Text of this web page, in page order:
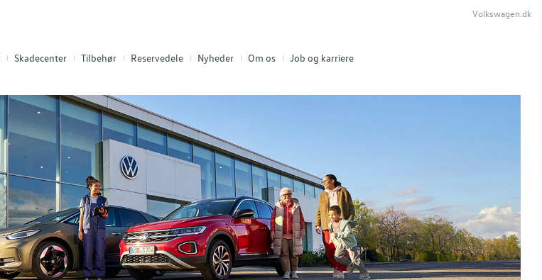
Skadecenter Tilbehør Reservedele Nyheder Om os Job og karriere
Volkswagen.dk